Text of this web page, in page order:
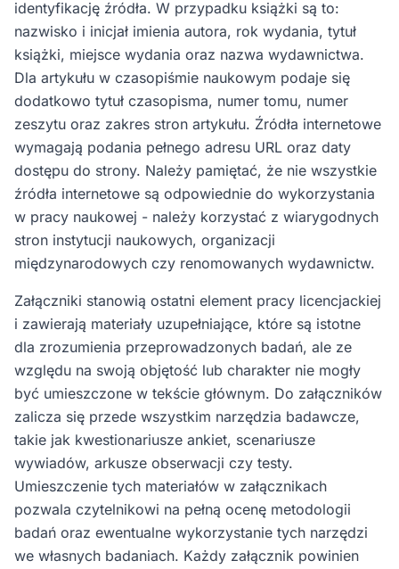
identyfikację źródła. W przypadku książki są to:
nazwisko i inicjał imienia autora, rok wydania, tytuł
książki, miejsce wydania oraz nazwa wydawnictwa.
Dla artykułu w czasopiśmie naukowym podaje się
dodatkowo tytuł czasopisma, numer tomu, numer
zeszytu oraz zakres stron artykułu. Źródła internetowe
wymagają podania pełnego adresu URL oraz daty
dostępu do strony. Należy pamiętać, że nie wszystkie
źródła internetowe są odpowiednie do wykorzystania
w pracy naukowej - należy korzystać z wiarygodnych
stron instytucji naukowych, organizacji
międzynarodowych czy renomowanych wydawnictw.
Załączniki stanowią ostatni element pracy licencjackiej
i zawierają materiały uzupełniające, które są istotne
dla zrozumienia przeprowadzonych badań, ale ze
względu na swoją objętość lub charakter nie mogły
być umieszczone w tekście głównym. Do załączników
zalicza się przede wszystkim narzędzia badawcze,
takie jak kwestionariusze ankiet, scenariusze
wywiadów, arkusze obserwacji czy testy.
Umieszczenie tych materiałów w załącznikach
pozwala czytelnikowi na pełną ocenę metodologii
badań oraz ewentualne wykorzystanie tych narzędzi
we własnych badaniach. Każdy załącznik powinien